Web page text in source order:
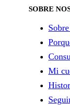
SOBRE
Mi